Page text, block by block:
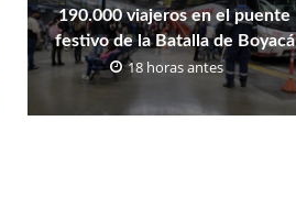
190.000 viajeros en el puente
festivo de la Batalla de Boyacá
18 horas antes